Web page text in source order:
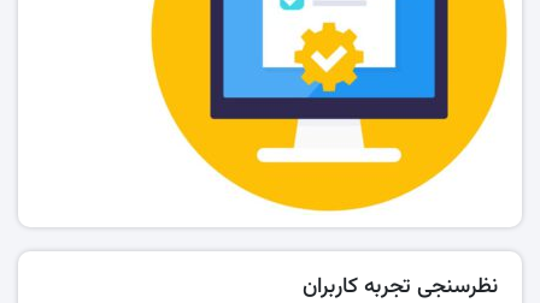
نظرسنجی تجربه کاربران